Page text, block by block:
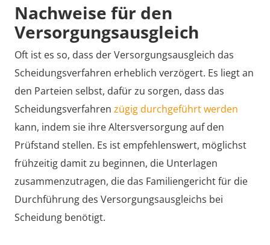
Nachweise für den
Versorgungsausgleich
Oft ist es so, dass der Versorgungsausgleich das
Scheidungsverfahren erheblich verzögert. Es liegt an
den Parteien selbst, dafür zu sorgen, dass das
Scheidungsverfahren zügig durchgeführt werden
kann, indem sie ihre Altersversorgung auf den
Prüfstand stellen. Es ist empfehlenswert, möglichst
frühzeitig damit zu beginnen, die Unterlagen
zusammenzutragen, die das Familiengericht für die
Durchführung des Versorgungsausgleichs bei
Scheidung benötigt.